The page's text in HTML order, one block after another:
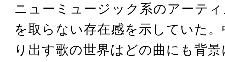
ニューミュージック系のアーテ
を取らない存在感を示していた
り出す歌の世界はどの曲にも背